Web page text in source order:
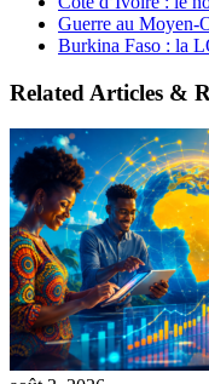
Guerre au Moyen-
Burkina Faso : la
Related Articles &